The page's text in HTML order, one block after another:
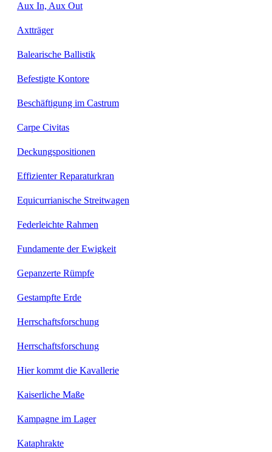
Aux In, Aux Out
Axtträger
Balearische Ballistik
Befestigte Kontore
Beschäftigung im Castrum
Carpe Civitas
Deckungspositionen
Effizienter Reparaturkran
Equicurrianische Streitwagen
Federleichte Rahmen
Fundamente der Ewigkeit
Gepanzerte Rümpfe
Gestampfte Erde
Herrschaftsforschung
Herrschaftsforschung
Hier kommt die Kavallerie
Kaiserliche Maße
Kampagne im Lager
Kataphrakte